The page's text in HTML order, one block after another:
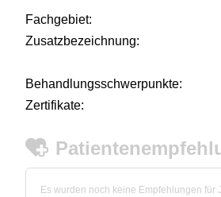
Fachgebiet:
Zusatzbezeichnung:
Behandlungsschwerpunkte:
Zertifikate:
Es wurden noch keine Empfehlungen für